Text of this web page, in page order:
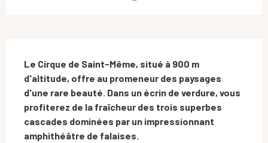
Le Cirque de Saint-Même, situé à 900 m
d'altitude, offre au promeneur des paysages
d'une rare beauté. Dans un écrin de verdure, vous
profiterez de la fraîcheur des trois superbes
cascades dominées par un impressionnant
amphithéâtre de falaises.